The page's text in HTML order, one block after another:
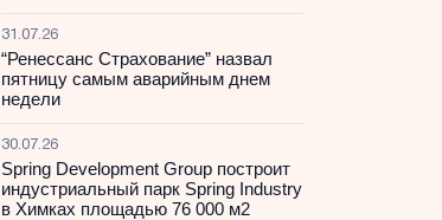
31.07.26
“Ренессанс Страхование” назвал
пятницу самым аварийным днем
недели
30.07.26
Spring Development Group построит
индустриальный парк Spring Industry
в Химках площадью 76 000 м2